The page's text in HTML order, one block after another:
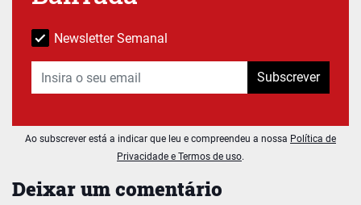
Deixar um comentário
Newsletter Semanal
Subscrever
Ao subscrever está a indicar que leu e compreendeu a nossa Política de
Privacidade e Termos de uso.